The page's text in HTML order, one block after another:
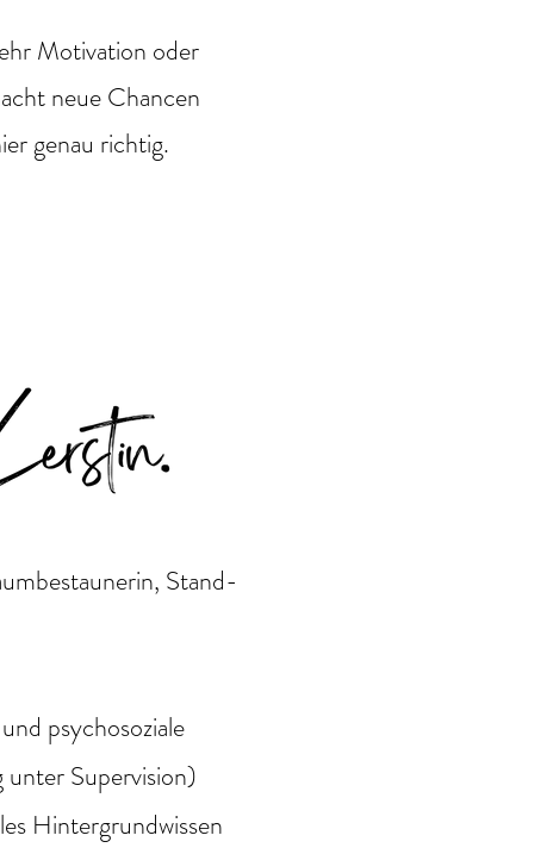
Motivation oder
neue Chancen
genau richtig.
Stand-
psychosoziale
Supervision)
Hintergrundwissen